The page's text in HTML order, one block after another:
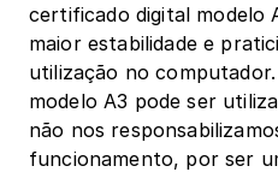
certificado digital modelo
maior estabilidade e
utilização no
modelo A3 pode ser
não nos
funcionamento, por ser